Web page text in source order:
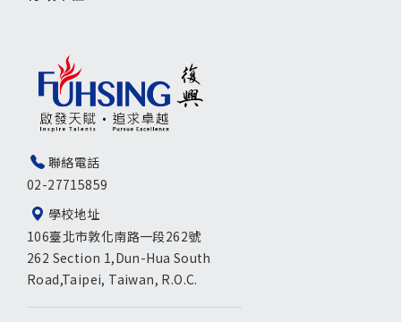
聯絡電話
02-27715859
學校地址
106臺北市敦化南路一段262號
262 Section 1,Dun-Hua South
Road,Taipei, Taiwan, R.O.C.